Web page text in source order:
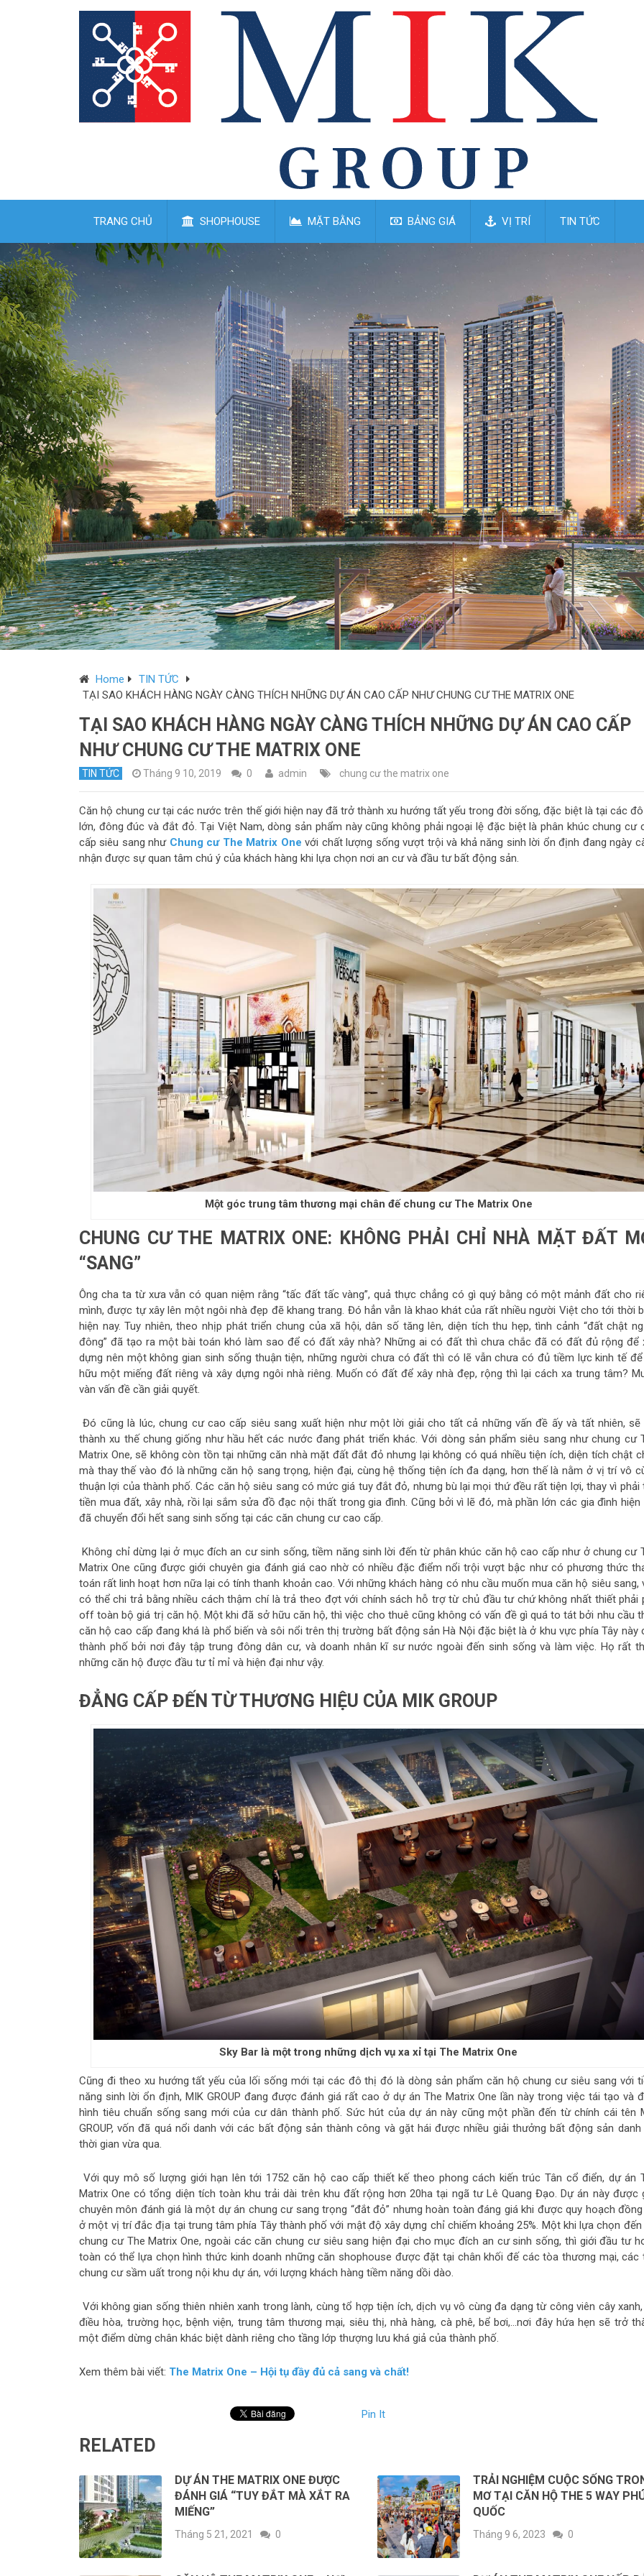
TRANG CHỦ SHOPHOUSE MẶT BẰNG BẢNG GIÁ VỊ TRÍ TIN TỨC
Home
TIN TỨC
TẠI SAO KHÁCH HÀNG NGÀY CÀNG THÍCH NHỮNG DỰ ÁN CAO CẤP NHƯ CHUNG CƯ THE MATRIX ONE
TẠI SAO KHÁCH HÀNG NGÀY CÀNG THÍCH NHỮNG DỰ ÁN CAO CẤP
NHƯ CHUNG CƯ THE MATRIX ONE
TIN TỨC Tháng 9 10, 2019 0 admin chung cư the matrix one
Căn hộ chung cư tại các nước trên thế giới hiện nay đã trở thành xu hướng tất yếu trong đời sống, đặc biệt là tại các
lớn, đông đúc và đắt đỏ. Tại Việt Nam, dòng sản phẩm này cũng không phải ngoại lệ đặc biệt là phân khúc chung cư
cấp siêu sang như Chung cư The Matrix One với chất lượng sống vượt trội và khả năng sinh lời ổn định đang ngày
nhận được sự quan tâm chú ý của khách hàng khi lựa chọn nơi an cư và đầu tư bất động sản.
Một góc trung tâm thương mại chân đế chung cư The Matrix One
CHUNG CƯ THE MATRIX ONE: KHÔNG PHẢI CHỈ NHÀ MẶT ĐẤT
“SANG”
Ông cha ta từ xưa vẫn có quan niệm rằng “tấc đất tấc vàng”, quả thực chẳng có gì quý bằng có một mảnh đất cho
mình, được tự xây lên một ngôi nhà đẹp đẽ khang trang. Đó hẳn vẫn là khao khát của rất nhiều người Việt cho tới thời
hiện nay. Tuy nhiên, theo nhịp phát triển chung của xã hội, dân số tăng lên, diện tích thu hẹp, tình cảnh “đất chật
đông” đã tạo ra một bài toán khó làm sao để có đất xây nhà? Những ai có đất thì chưa chắc đã có đất đủ rộng để
dựng nên một không gian sinh sống thuận tiện, những người chưa có đất thì có lẽ vẫn chưa có đủ tiềm lực kinh tế
hữu một miếng đất riêng và xây dựng ngôi nhà riêng. Muốn có đất để xây nhà đẹp, rộng thì lại cách xa trung tâm?
vàn vấn đề cần giải quyết.
Đó cũng là lúc, chung cư cao cấp siêu sang xuất hiện như một lời giải cho tất cả những vấn đề ấy và tất nhiên,
thành xu thế chung giống như hầu hết các nước đang phát triển khác. Với dòng sản phẩm siêu sang như chung cư
Matrix One, sẽ không còn tồn tại những căn nhà mặt đất đắt đỏ nhưng lại không có quá nhiều tiện ích, diện tích chật
mà thay thế vào đó là những căn hộ sang trọng, hiện đại, cùng hệ thống tiện ích đa dạng, hơn thế là nằm ở vị trí vô
thuận lợi của thành phố. Các căn hộ siêu sang có mức giá tuy đắt đỏ, nhưng bù lại mọi thứ đều rất tiện lợi, thay vì phải
tiền mua đất, xây nhà, rồi lại sắm sửa đồ đạc nội thất trong gia đình. Cũng bởi vì lẽ đó, mà phần lớn các gia đình hiện
đã chuyển đổi hết sang sinh sống tại các căn chung cư cao cấp.
Không chỉ dừng lại ở mục đích an cư sinh sống, tiềm năng sinh lời đến từ phân khúc căn hộ cao cấp như ở chung cư
Matrix One cũng được giới chuyên gia đánh giá cao nhờ có nhiều đặc điểm nổi trội vượt bậc như có phương thức
toán rất linh hoạt hơn nữa lại có tính thanh khoản cao. Với những khách hàng có nhu cầu muốn mua căn hộ siêu sang,
có thể chi trả bằng nhiều cách thậm chí là trả theo đợt với chính sách hỗ trợ từ chủ đầu tư chứ không nhất thiết phải
off toàn bộ giá trị căn hộ. Một khi đã sở hữu căn hộ, thì việc cho thuê cũng không có vấn đề gì quá to tát bởi nhu cầu
căn hộ cao cấp đang khá là phổ biến và sôi nổi trên thị trường bất động sản Hà Nội đặc biệt là ở khu vực phía Tây này
thành phố bởi nơi đây tập trung đông dân cư, và doanh nhân kĩ sư nước ngoài đến sinh sống và làm việc. Họ rất
những căn hộ được đầu tư tỉ mỉ và hiện đại như vậy.
ĐẲNG CẤP ĐẾN TỪ THƯƠNG HIỆU CỦA MIK GROUP
Sky Bar là một trong những dịch vụ xa xỉ tại The Matrix One
Cũng đi theo xu hướng tất yếu của lối sống mới tại các đô thị đó là dòng sản phẩm căn hộ chung cư siêu sang với
năng sinh lời ổn định, MIK GROUP đang được đánh giá rất cao ở dự án The Matrix One lần này trong việc tái tạo và
hình tiêu chuẩn sống sang mới của cư dân thành phố. Sức hút của dự án này cũng một phần đến từ chính cái tên
GROUP, vốn đã quá nổi danh với các bất động sản thành công và gặt hái được nhiều giải thưởng bất động sản danh
thời gian vừa qua.
Với quy mô số lượng giới hạn lên tới 1752 căn hộ cao cấp thiết kế theo phong cách kiến trúc Tân cổ điển, dự án
Matrix One có tổng diện tích toàn khu trải dài trên khu đất rộng hơn 20ha tại ngã tư Lê Quang Đạo. Dự án này được
chuyên môn đánh giá là một dự án chung cư sang trọng “đắt đỏ” nhưng hoàn toàn đáng giá khi được quy hoạch
ở một vị trí đắc địa tại trung tâm phía Tây thành phố với mật độ xây dựng chỉ chiếm khoảng 25%. Một khi lựa chọn đến
chung cư The Matrix One, ngoài các căn chung cư siêu sang hiện đại cho mục đích an cư sinh sống, thì giới đầu tư
toàn có thể lựa chọn hình thức kinh doanh những căn shophouse được đặt tại chân khối đế các tòa thương mại, các
chung cư sầm uất trong nội khu dự án, với lượng khách hàng tiềm năng dồi dào.
Với không gian sống thiên nhiên xanh trong lành, cùng tổ hợp tiện ích, dịch vụ vô cùng đa dạng từ công viên cây
điều hòa, trường học, bệnh viện, trung tâm thương mại, siêu thị, nhà hàng, cà phê, bể bơi,…nơi đây hứa hẹn sẽ trở
một điểm dừng chân khác biệt dành riêng cho tầng lớp thượng lưu khá giả của thành phố.
Xem thêm bài viết: The Matrix One – Hội tụ đầy đủ cả sang và chất!
Pin It
RELATED
DỰ ÁN THE MATRIX ONE ĐƯỢC
ĐÁNH GIÁ “TUY ĐẮT MÀ XẮT RA
MIẾNG”
Tháng 5 21, 2021 0
TRẢI NGHIỆM CUỘC SỐNG
MƠ TẠI CĂN HỘ THE 5 WAY
QUỐC
Tháng 9 6, 2023 0